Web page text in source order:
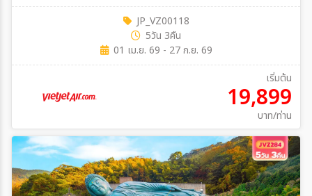
JP_VZ00118
5วัน 3คืน
01 เม.ย. 69 - 27 ก.ย. 69
เริ่มต้น
19,899
บาท/ท่าน